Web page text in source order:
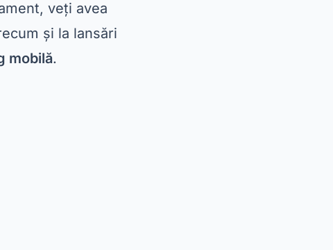
în căutarea unui
Max.